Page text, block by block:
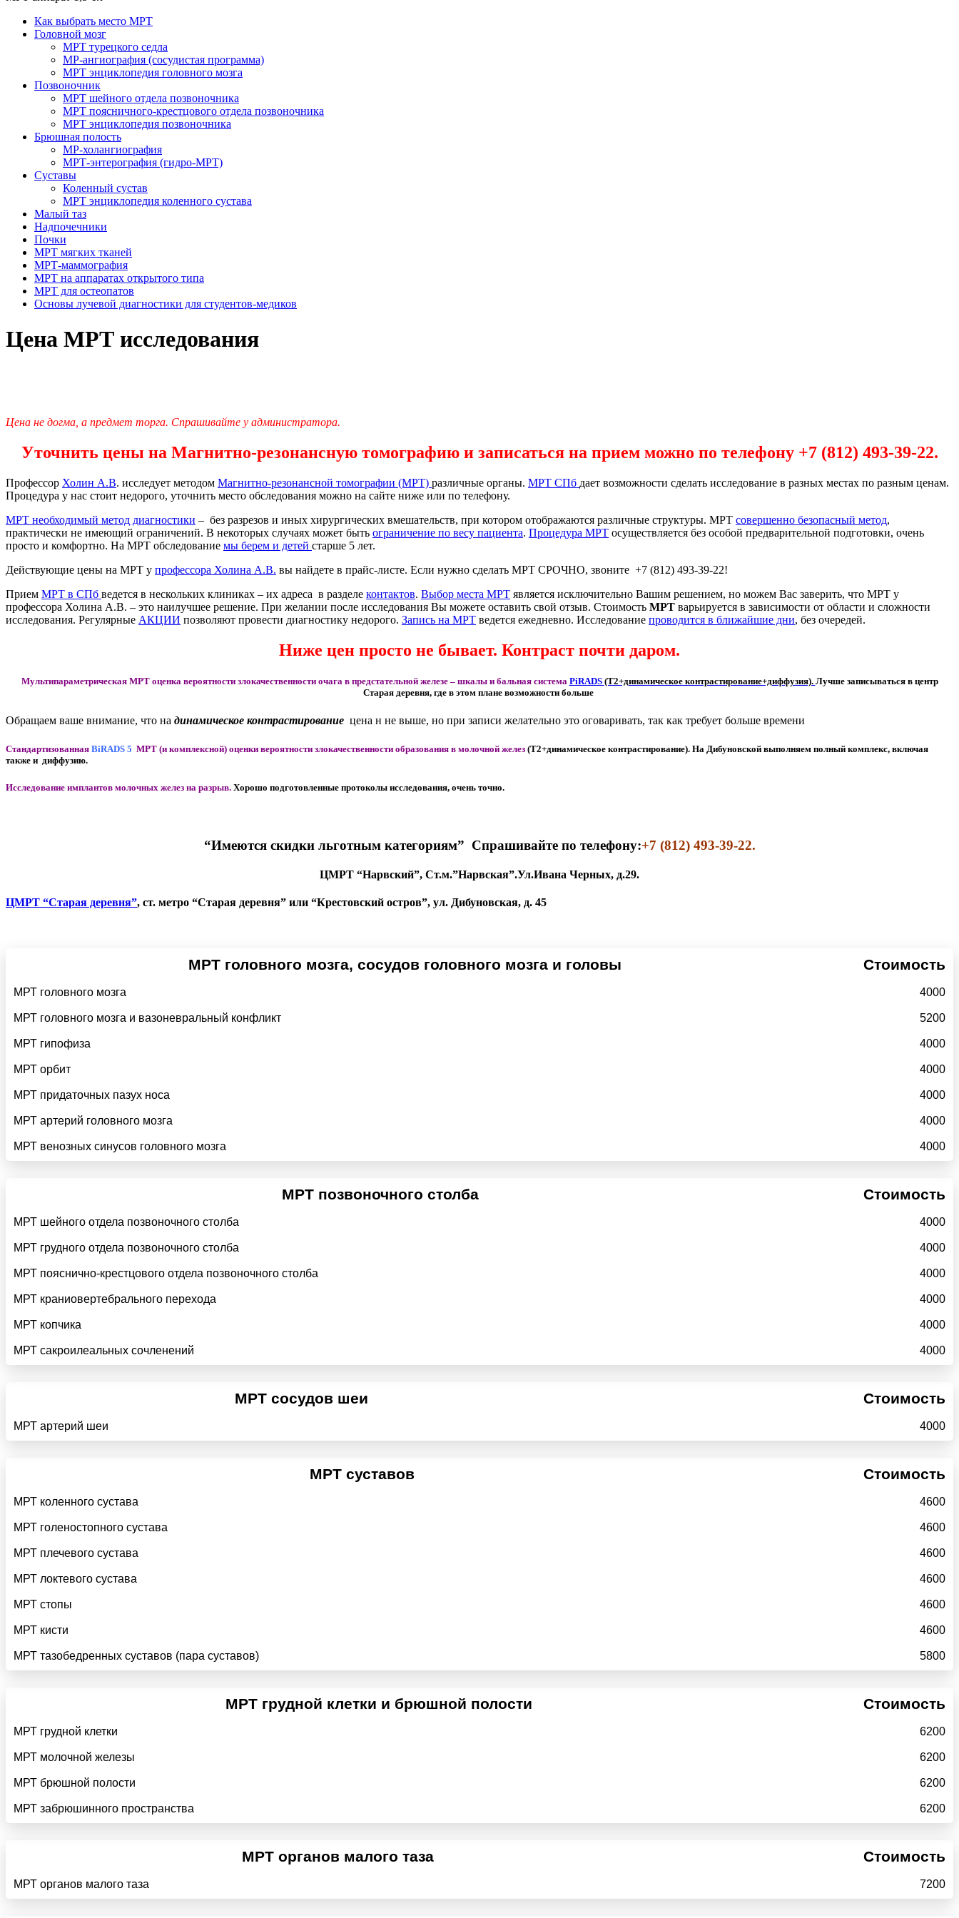
Как выбрать место МРТ
Головной мозг
МРТ турецкого седла
МР-ангиография (сосудистая программа)
МРТ энциклопедия головного мозга
Позвоночник
МРТ шейного отдела позвоночника
МРТ поясничного-крестцового отдела позвоночника
МРТ энциклопедия позвоночника
Брюшная полость
МР-холангиография
МРТ-энтерография (гидро-МРТ)
Суставы
Коленный сустав
МРТ энциклопедия коленного сустава
Малый таз
Надпочечники
Почки
МРТ мягких тканей
МРТ-маммография
МРТ на аппаратах открытого типа
МРТ для остеопатов
Основы лучевой диагностики для студентов-медиков
Цена МРТ исследования
Цена не догма, а предмет торга. Спрашивайте у администратора.
Уточнить цены на Магнитно-резонансную томографию и записаться на прием можно по телефону +7 (812) 493-39-22.
Профессор Холин А.В. исследует методом Магнитно-резонансной томографии (МРТ) различные органы. МРТ СПб дает возможности сделать исследование в разных местах по разным ценам.
Процедура у нас стоит недорого, уточнить место обследования можно на сайте ниже или по телефону.
МРТ необходимый метод диагностики – без разрезов и иных хирургических вмешательств, при котором отображаются различные структуры. МРТ совершенно безопасный метод,
практически не имеющий ограничений. В некоторых случаях может быть ограничение по весу пациента. Процедура МРТ осуществляется без особой предварительной подготовки, очень
просто и комфортно. На МРТ обследование мы берем и детей старше 5 лет.
Действующие цены на МРТ у профессора Холина А.В. вы найдете в прайс-листе. Если нужно сделать МРТ СРОЧНО, звоните +7 (812) 493-39-22!
Прием МРТ в СПб ведется в нескольких клиниках – их адреса в разделе контактов. Выбор места МРТ является исключительно Вашим решением, но можем Вас заверить, что МРТ у
профессора Холина А.В. – это наилучшее решение. При желании после исследования Вы можете оставить свой отзыв. Стоимость МРТ варьируется в зависимости от области и сложности
исследования. Регулярные АКЦИИ позволяют провести диагностику недорого. Запись на МРТ ведется ежедневно. Исследование проводится в ближайшие дни, без очередей.
Ниже цен просто не бывает. Контраст почти даром.
Мультипараметрическая МРТ оценка вероятности злокачественности очага в предстательной железе – шкалы и бальная система PiRADS (T2+динамическое контрастирование+диффузия). Лучше записываться в центр
Старая деревня, где в этом плане возможности больше
Обращаем ваше внимание, что на динамическое контрастирование цена н не выше, но при записи желательно это оговаривать, так как требует больше времени
Стандартизованная BiRADS 5 МРТ (и комплексной) оценки вероятности злокачественности образования в молочной желез (T2+динамическое контрастирование). На Дибуновской выполняем полный комплекс, включая
также и диффузию.
Исследование имплантов молочных желез на разрыв. Хорошо подготовленные протоколы исследования, очень точно.
“Имеются скидки льготным категориям” Спрашивайте по телефону:+7 (812) 493-39-22.
ЦМРТ “Нарвский”, Ст.м.”Нарвская”.Ул.Ивана Черных, д.29.
ЦМРТ “Старая деревня”, ст. метро “Старая деревня” или “Крестовский остров”, ул. Дибуновская, д. 45
МРТ головного мозга, сосудов головного мозга и головы Стоимость
МРТ головного мозга 4000
МРТ головного мозга и вазоневральный конфликт 5200
МРТ гипофиза 4000
МРТ орбит 4000
МРТ придаточных пазух носа 4000
МРТ артерий головного мозга 4000
МРТ венозных синусов головного мозга 4000
МРТ позвоночного столба Стоимость
МРТ шейного отдела позвоночного столба 4000
МРТ грудного отдела позвоночного столба 4000
МРТ пояснично-крестцового отдела позвоночного столба 4000
МРТ краниовертебрального перехода 4000
МРТ копчика 4000
МРТ сакроилеальных сочленений 4000
МРТ сосудов шеи Стоимость
МРТ артерий шеи 4000
МРТ суставов Стоимость
МРТ коленного сустава 4600
МРТ голеностопного сустава 4600
МРТ плечевого сустава 4600
МРТ локтевого сустава 4600
МРТ стопы 4600
МРТ кисти 4600
МРТ тазобедренных суставов (пара суставов) 5800
МРТ грудной клетки и брюшной полости Стоимость
МРТ грудной клетки 6200
МРТ молочной железы 6200
МРТ брюшной полости 6200
МРТ забрюшинного пространства 6200
МРТ органов малого таза Стоимость
МРТ органов малого таза 7200